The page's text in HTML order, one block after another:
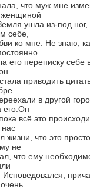
что муж мне
женщиной
ушла из-под ног,
себе,
ко мне. Не знаю,
его переписку
приводить
в другой
его.Он
всё это
нас
жизни, что это
не
что ему
Исповедовался,